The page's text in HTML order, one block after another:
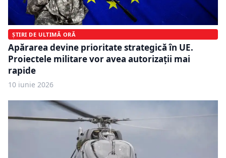
ȘTIRI DE ULTIMĂ ORĂ
Apărarea devine prioritate strategică în UE.
Proiectele militare vor avea autorizații mai
rapide
10 iunie 2026